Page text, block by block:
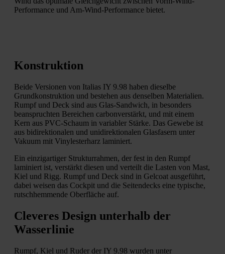
Performance und Am-Wind-Performance bietet.
Konstruktion
Beide Versionen von Italias IY 9.98 haben dieselbe
Grundkonstruktion und bestehen aus denselben Materialien.
Rumpf und Deck sind aus Glas-Sandwich, in besonders
beanspruchten Bereichen carbonverstärkt, und mit einem
Kern aus PVC-Schaum in variabler Stärke. Das Gewebe ist
aus bidirektionalen und unidirektionalen Glasfasern unter
Vakuum mit Vinylesterharz laminiert.
Ein einzigartiger Strukturrahmen, der fest in den Rumpf
laminiert ist, verstärkt diesen und verteilt die Lasten von Mast,
Kiel und Rigg. Rumpf und Deck sind in Gelcoat ausgeführt,
dabei weisen das Cockpit und die Seitendecks eine typische,
rutschhemmende Oberfläche auf.
Cleveres Design unterhalb der
Wasserlinie
Rumpf, Kiel und Ruder der IY 9.98 wurden unter